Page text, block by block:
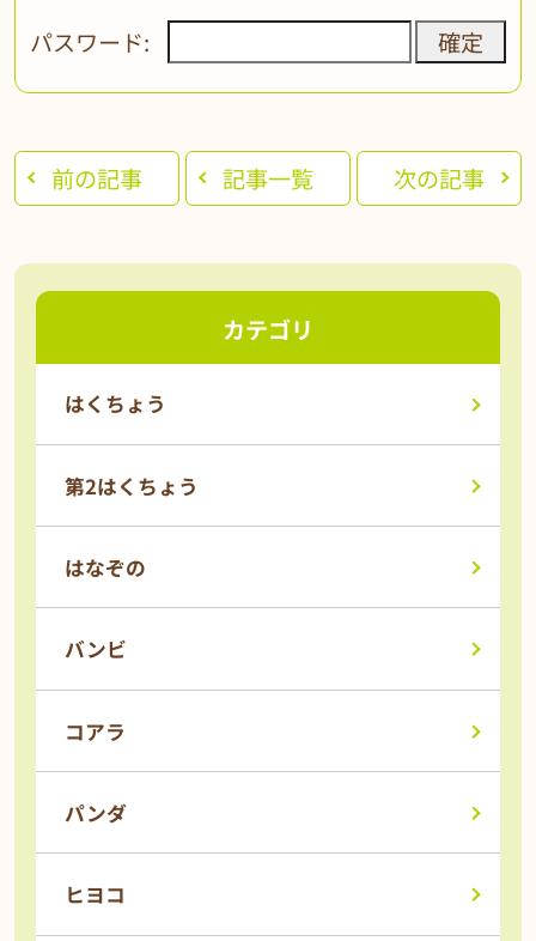
パスワード:
前の記事 記事一覧 次の記事
カテゴリ
はくちょう
第2はくちょう
はなぞの
バンビ
コアラ
パンダ
ヒヨコ